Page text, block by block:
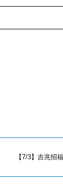
【7/3】吉兆招